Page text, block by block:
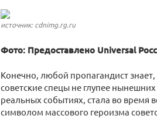
источник: cdnimg.rg.ru
Фото: Предоставлено Universal
Конечно, любой пропагандист
советские спецы не глупее
реальных событиях, стала во
символом массового героизма